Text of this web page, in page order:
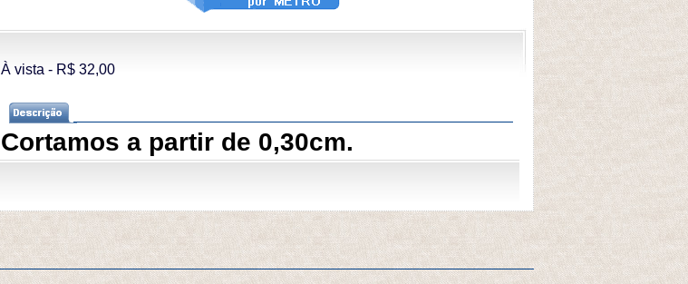
À vista - R$ 32,00
Cortamos a partir de 0,30cm.